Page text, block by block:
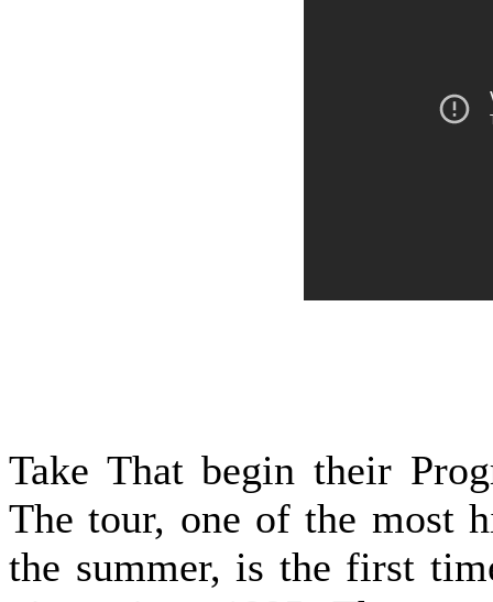
Take That begin their
The tour, one of the most
the summer, is the first